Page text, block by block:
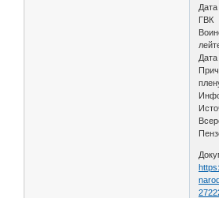
ГВК